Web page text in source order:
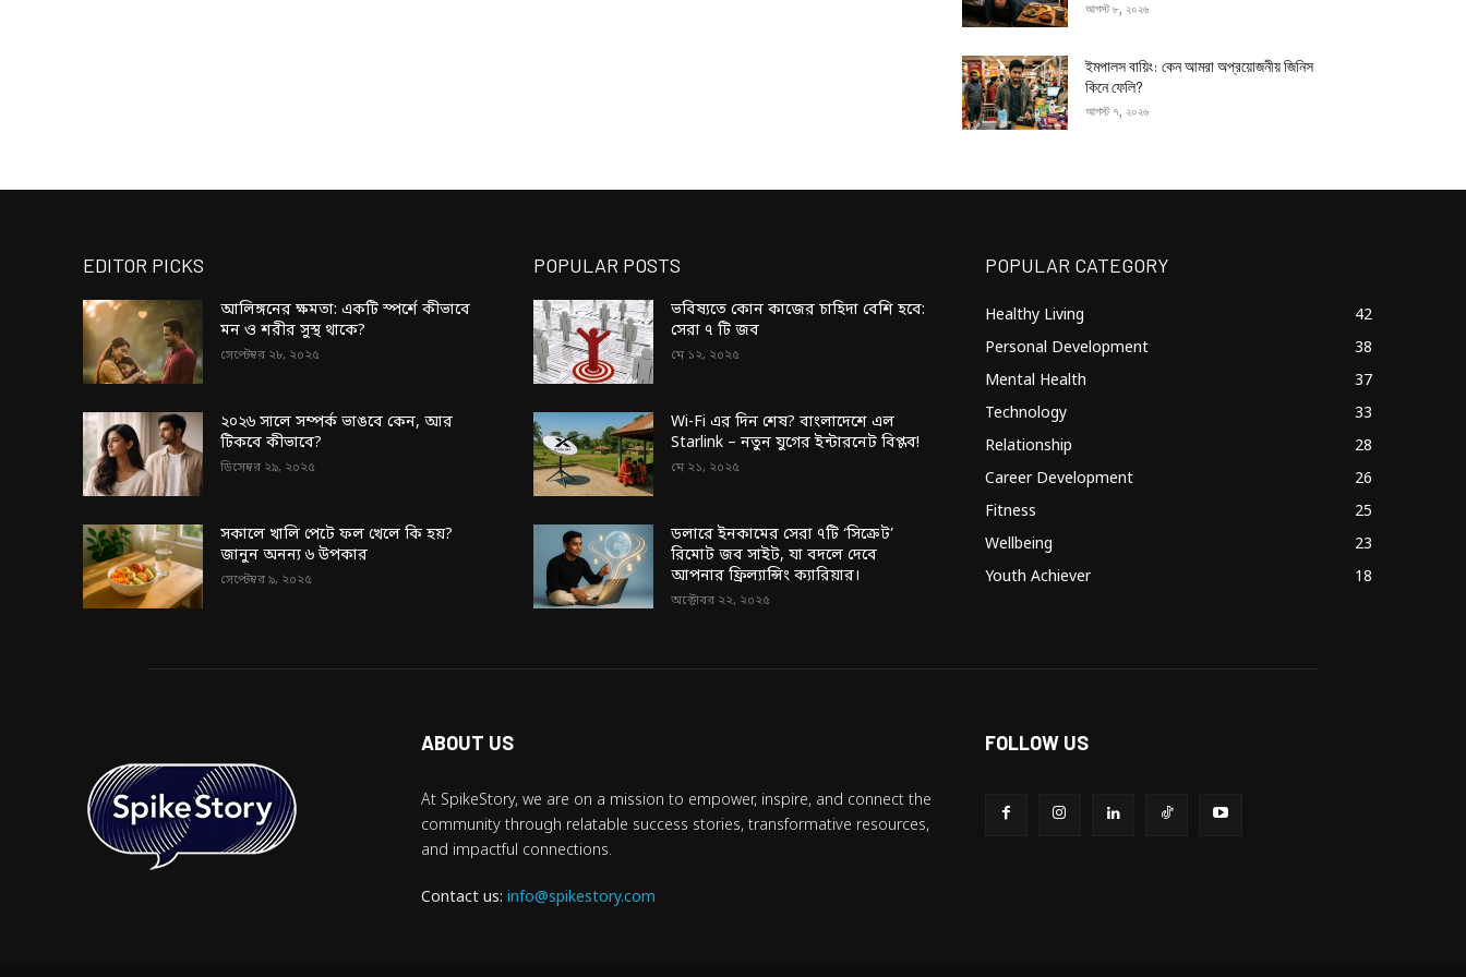
আগস্ট ৮, ২০২৬
ইমপালস বায়িং: কেন আমরা অপ্রয়োজনীয় জিনিস
কিনে ফেলি?
আগস্ট ৭, ২০২৬
EDITOR PICKS
আলিঙ্গনের ক্ষমতা: একটি স্পর্শে কীভাবে
মন ও শরীর সুস্থ থাকে?
সেপ্টেম্বর ২৮, ২০২৫
২০২৬ সালে সম্পর্ক ভাঙবে কেন, আর
টিকবে কীভাবে?
ডিসেম্বর ২৯, ২০২৫
সকালে খালি পেটে ফল খেলে কি হয়?
জানুন অনন্য ৬ উপকার
সেপ্টেম্বর ৯, ২০২৫
POPULAR POSTS
ভবিষ্যতে কোন কাজের চাহিদা বেশি হবে:
সেরা ৭ টি জব
মে ১২, ২০২৫
Wi-Fi এর দিন শেষ? বাংলাদেশে এল
Starlink – নতুন যুগের ইন্টারনেট বিপ্লব!
মে ২১, ২০২৫
ডলারে ইনকামের সেরা ৭টি ‘সিক্রেট’
রিমোট জব সাইট, যা বদলে দেবে
আপনার ফ্রিল্যান্সিং ক্যারিয়ার।
অক্টোবর ২২, ২০২৫
POPULAR CATEGORY
Healthy Living
42
Personal Development
38
Mental Health
37
Technology
33
Relationship
28
Career Development
26
Fitness
25
Wellbeing
23
Youth Achiever
18
ABOUT US
At SpikeStory, we are on a mission to empower, inspire, and connect the
community through relatable success stories, transformative resources,
and impactful connections.
Contact us: info@spikestory.com
FOLLOW US